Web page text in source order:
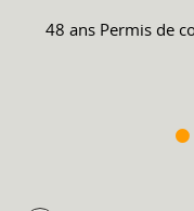
48 ans Permis de